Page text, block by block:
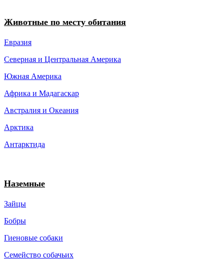
Животные по месту обитания
Евразия
Северная и Центральная Америка
Южная Америка
Африка и Мадагаскар
Австралия и Океания
Арктика
Антарктида
Наземные
Зайцы
Бобры
Гиеновые собаки
Семейство собачьих